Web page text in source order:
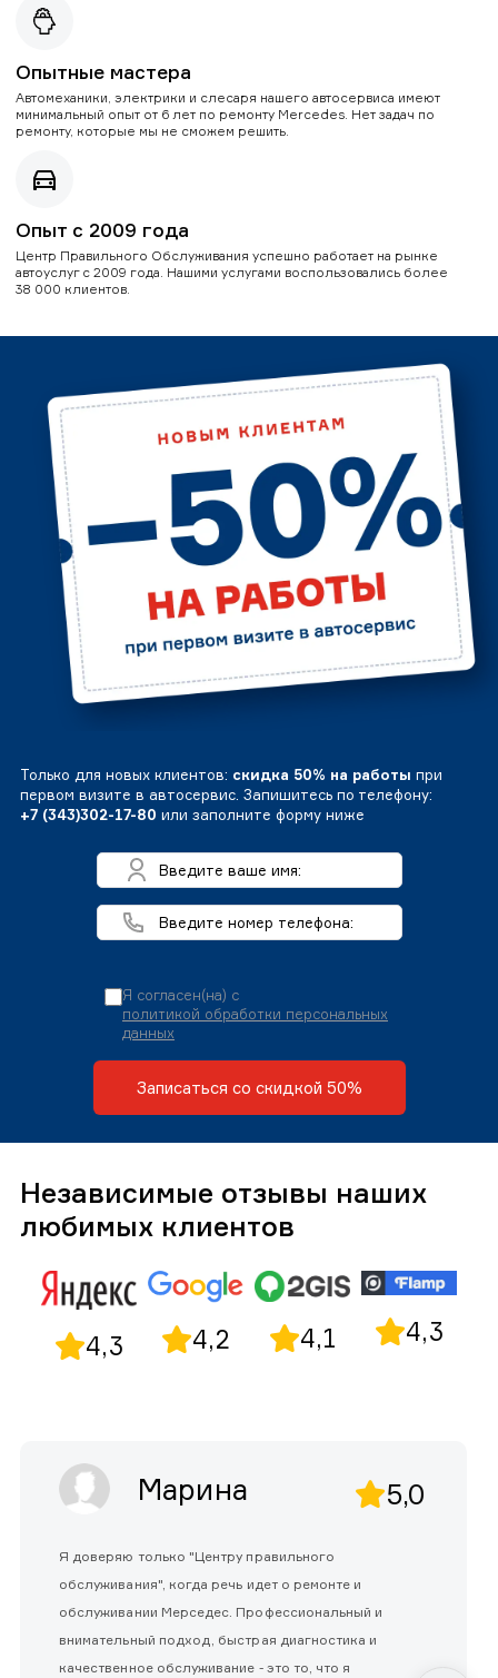
Опытные мастера
Автомеханики, электрики и слесаря нашего автосервиса имеют
минимальный опыт от 6 лет по ремонту Mercedes. Нет задач по
ремонту, которые мы не сможем решить.
Опыт с 2009 года
Центр Правильного Обслуживания успешно работает на рынке
автоуслуг с 2009 года. Нашими услугами воспользовались более
38 000 клиентов.
Только для новых клиентов: скидка 50% на работы при
первом визите в автосервис. Запишитесь по телефону:
+7 (343)302-17-80 или заполните форму ниже
Я согласен(на) с
политикой обработки персональных
данных
Записаться со скидкой 50%
Независимые отзывы наших
любимых клиентов
4,3 4,2 4,1 4,3
Марина 5,0
Я доверяю только "Центру правильного
обслуживания", когда речь идет о ремонте и
обслуживании Мерседес. Профессиональный и
внимательный подход, быстрая диагностика и
качественное обслуживание - это то, что я